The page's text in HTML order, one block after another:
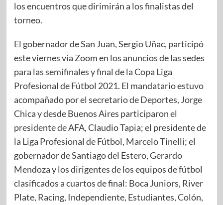
los encuentros que dirimirán a los finalistas del
torneo.
El gobernador de San Juan, Sergio Uñac, participó
este viernes vía Zoom en los anuncios de las sedes
para las semifinales y final de la Copa Liga
Profesional de Fútbol 2021. El mandatario estuvo
acompañado por el secretario de Deportes, Jorge
Chica y desde Buenos Aires participaron el
presidente de AFA, Claudio Tapia; el presidente de
la Liga Profesional de Fútbol, Marcelo Tinelli; el
gobernador de Santiago del Estero, Gerardo
Mendoza y los dirigentes de los equipos de fútbol
clasificados a cuartos de final: Boca Juniors, River
Plate, Racing, Independiente, Estudiantes, Colón,